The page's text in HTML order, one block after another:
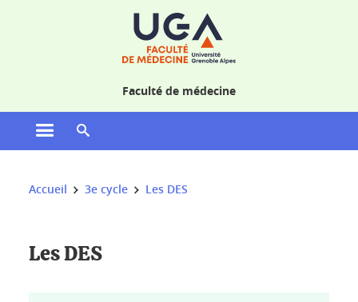
Faculté de médecine
Ouvrir le menu principal
Vous êtes ici :
Accueil 3e cycle Les DES
Les DES